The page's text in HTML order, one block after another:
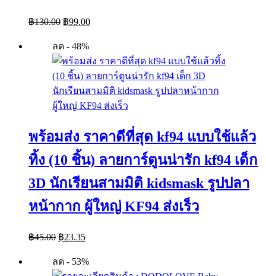
฿130.00 Original
price
฿99.00Current
price
ลด - 48%
พร้อมส่ง ราคาดีที่สุด kf94 แบบใช้แล้ว
ทิ้ง (10 ชิ้น) ลายการ์ตูนน่ารัก kf94 เด็ก
3D นักเรียนสามมิติ kidsmask รูปปลา
หน้ากาก ผู้ใหญ่ KF94 ส่งเร็ว
฿45.00 Original
price
฿45.00.
฿23.35
price
ลด - 53%